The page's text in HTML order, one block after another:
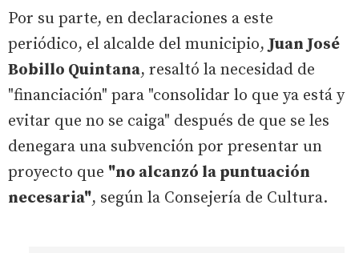
Por su parte, en declaraciones a este
periódico, el alcalde del municipio, Juan José
Bobillo Quintana, resaltó la necesidad de
"financiación" para "consolidar lo que ya está y
evitar que no se caiga" después de que se les
denegara una subvención por presentar un
proyecto que "no alcanzó la puntuación
necesaria", según la Consejería de Cultura.